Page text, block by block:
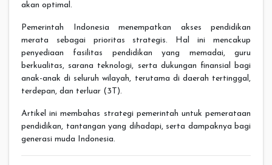
akan optimal.
Pemerintah Indonesia menempatkan akses pendidikan
merata sebagai prioritas strategis. Hal ini mencakup
penyediaan fasilitas pendidikan yang memadai, guru
berkualitas, sarana teknologi, serta dukungan finansial bagi
anak-anak di seluruh wilayah, terutama di daerah tertinggal,
terdepan, dan terluar (3T).
Artikel ini membahas strategi pemerintah untuk pemerataan
pendidikan, tantangan yang dihadapi, serta dampaknya bagi
generasi muda Indonesia.